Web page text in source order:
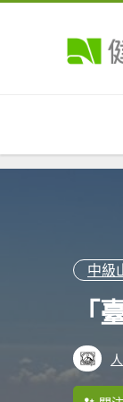
中級
「